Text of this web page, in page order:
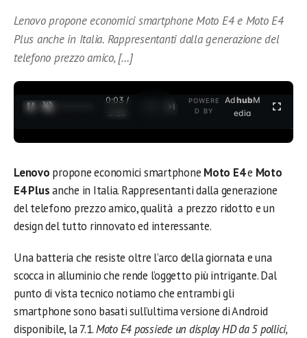
Lenovo propone economici smartphone Moto E4 e Moto E4
Plus anche in Italia. Rappresentanti dalla generazione del
telefono prezzo amico, […]
0:03 /
POWERE
D BY
AdhubM
edia
Lenovo propone economici smartphone Moto E4e Moto
E4 Plusanche in Italia. Rappresentanti dalla generazione
del telefono prezzo amico, qualità a prezzo ridotto e un
design del tutto rinnovato ed interessante.
Una batteria che resiste oltre l’arco della giornata e una
scocca in alluminio che rende l’oggetto più intrigante. Dal
punto di vista tecnico notiamo che entrambi gli
smartphone sono basati sull’ultima versione di Android
disponibile, la 7.1.Moto E4 possiede un display HD da 5 pollici,